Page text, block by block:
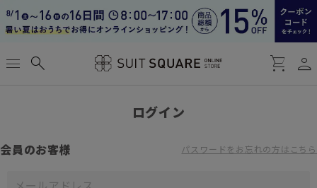
menu search shopping_cart person
ログイン
会員のお客様 パスワードをお忘れの方はこちら